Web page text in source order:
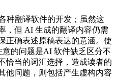
种翻译软件的开发；虽然这
，但 AI 生成的翻译内容仍需
正确表述原稿表达的意涵。使
的问题是AI 软件缺乏区分不
恰当的词汇选择，造成读者的
他问题，则包括产生虚构内容